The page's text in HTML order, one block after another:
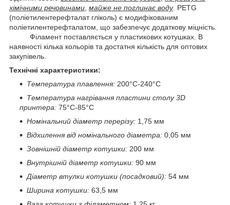
хімічними речовинами майже не поглинає воду. PETG
(поліетилентерефталат гліколь) є модифікованим
поліетилентерефталатом, що забезпечує додаткову міцність.
Філамент поставляється у пластикових котушках. В
наявності кілька кольорів та достатня кількість для оптових
закупівель.
Технічні характеристики:
Температура плавлення: 200°С-240°С
Температура нагрівання пластини столу 3D
принтера: 75°С-85°С
Номінальний діаметр перерізу: 1,75 мм
Відхилення від номінального діаметра: 0,05 мм
Зовнішній діаметр котушки: 200 мм
Внутрішній діаметр котушки: 90 мм
Діаметр втулки котушки (посадковий): 54 мм
Ширина котушки: 63,5 мм